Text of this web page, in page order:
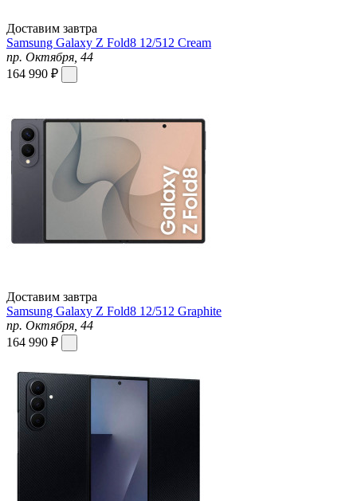
Доставим завтра
Samsung Galaxy Z Fold8 12/512 Cream
пр. Октября, 44
164 990 ₽
Доставим завтра
Samsung Galaxy Z Fold8 12/512 Graphite
пр. Октября, 44
164 990 ₽